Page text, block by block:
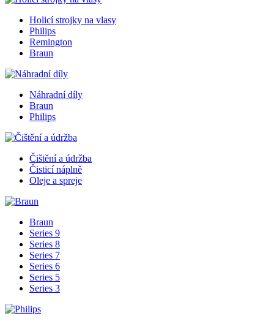
Holicí strojky na vlasy
Philips
Remington
Braun
Náhradní díly
Braun
Philips
Čištění a údržba
Čisticí náplně
Oleje a spreje
Braun
Series 9
Series 8
Series 7
Series 6
Series 5
Series 3